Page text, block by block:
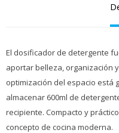
El dosificador de detergente
aportar belleza, organización
optimización del espacio está
almacenar 600ml de
recipiente. Compacto y
concepto de cocina moderna.